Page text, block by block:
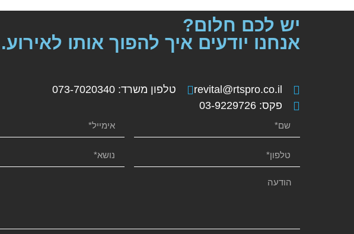
יש לכם חלום?
אנחנו יודעים איך להפוך אותו לאירוע.
revital@rtspro.co.il
טלפון משרד: 073-7020340
פקס: 03-9229726